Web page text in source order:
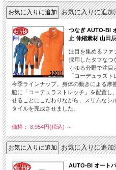
お気に入りに追加
つなぎ AUTO-BI
止 伸縮素材 山田辰
注目を集めるファ
採用したタフなつ
らゆる分野で注目
「コーデュラス
今季ラインナップ。身体の動きによる摩
脇に「コーデュラストレッチ」を配置し
せることにこだわりながら、スリムなシ
タイルを完成させました。
価格： 8,954円(税込) ～
お気に入りに追加
AUTO-BI オート